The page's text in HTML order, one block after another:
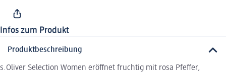
Infos zum Produkt
Produktbeschreibung
s.Oliver Selection Women eröffnet fruchtig mit rosa Pfeffer,